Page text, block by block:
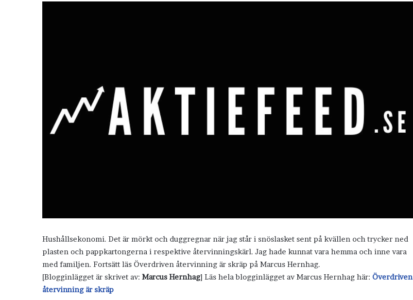
Hushållsekonomi. Det är mörkt och duggregnar när jag står i snöslasket sent på kvällen och trycker ned
plasten och pappkartongerna i respektive återvinningskärl. Jag hade kunnat vara hemma och inne vara
med familjen. Fortsätt läs Överdriven återvinning är skräp på Marcus Hernhag.
[Blogginlägget är skrivet av: Marcus Hernhag] Läs hela blogginlägget av Marcus Hernhag här: Överdriven
återvinning är skräp